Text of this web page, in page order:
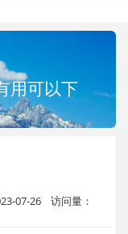
用可以下
07-26 访问量：